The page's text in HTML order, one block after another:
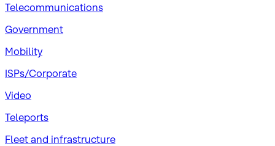
Telecommunications
Government
Mobility
ISPs/Corporate
Video
Teleports
Fleet and infrastructure